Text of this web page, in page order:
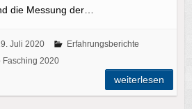
die Messung der…
Juli 2020
Erfahrungsberichte
Fasching 2020
weiterlesen